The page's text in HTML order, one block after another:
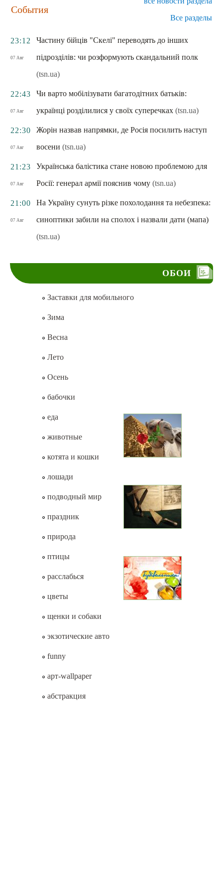
События
Все разделы
23:12
07 Авг
Частину бійців "Скелі" переводять до інших
підрозділів: чи розформують скандальний полк
(tsn.ua)
22:43
07 Авг
Чи варто мобілізувати багатодітних батьків:
українці розділилися у своїх суперечках (tsn.ua)
22:30
07 Авг
Жорін назвав напрямки, де Росія посилить наступ
восени (tsn.ua)
21:23
07 Авг
Українська балістика стане новою проблемою для
Росії: генерал армії пояснив чому (tsn.ua)
21:00
07 Авг
На Україну сунуть різке похолодання та небезпека:
синоптики забили на сполох і назвали дати (мапа)
(tsn.ua)
ОБОИ
Заставки для мобильного
Зима
Весна
Лето
Осень
бабочки
еда
животные
котята и кошки
лошади
подводный мир
праздник
природа
птицы
расслабься
цветы
щенки и собаки
экзотические авто
funny
арт-wallpaper
абстракция